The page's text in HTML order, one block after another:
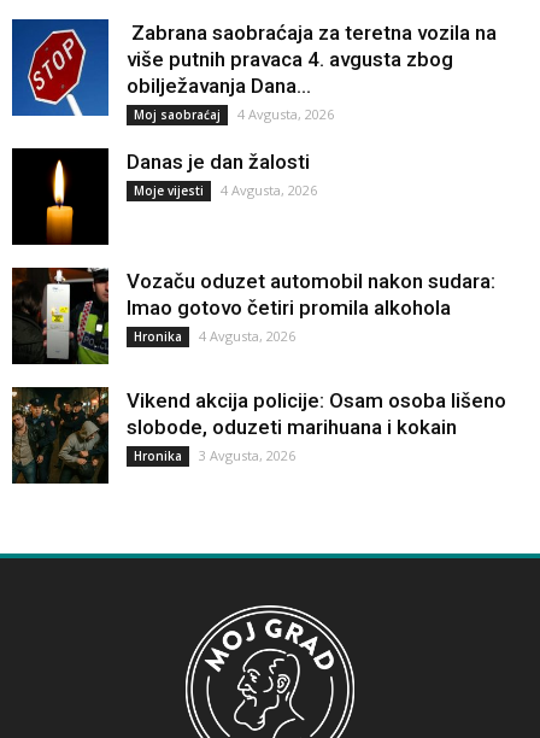
Zabrana saobraćaja za teretna vozila na
više putnih pravaca 4. avgusta zbog
obilježavanja Dana...
Moj saobraćaj 4 Avgusta, 2026
Danas je dan žalosti
Moje vijesti 4 Avgusta, 2026
Vozaču oduzet automobil nakon sudara:
Imao gotovo četiri promila alkohola
Hronika 4 Avgusta, 2026
Vikend akcija policije: Osam osoba lišeno
slobode, oduzeti marihuana i kokain
Hronika 3 Avgusta, 2026